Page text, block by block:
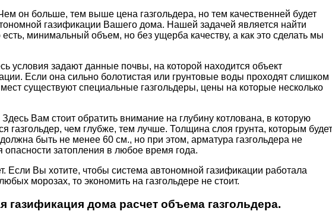
он больше, тем выше цена газгольдера, но тем качественней будет
газификации Вашего дома. Нашей задачей является найти
есть, минимальный объем, но без ущерба качеству, а как это сделать мы
условия задают данные почвы, на которой находится объект
Если она сильно болотистая или грунтовые воды проходят слишком
существуют специальные газгольдеры, цены на которые несколько
Вам стоит обратить внимание на глубину котлована, в которую
газгольдер, чем глубже, тем лучше. Толщина слоя грунта, которым будет
быть не менее 60 см., но при этом, арматура газгольдера не
опасности затопления в любое время года.
Если Вы хотите, чтобы система автономной газификации работала
морозах, то экономить на газгольдере не стоит.
газификация дома расчет объема газгольдера.